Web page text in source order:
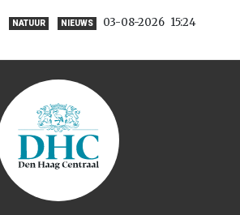
NATUUR NIEUWS 03-08-2026 15:24